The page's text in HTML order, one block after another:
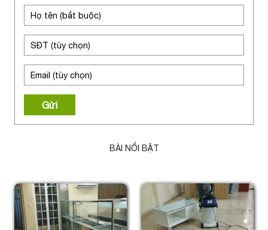
Gửi
BÀI NỔI BẬT